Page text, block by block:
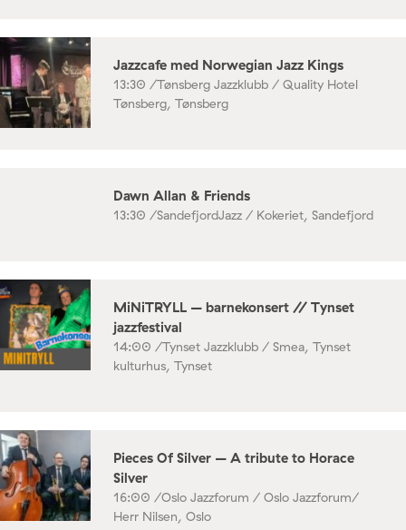
Jazzcafe med Norwegian Jazz Kings
13:30 /Tønsberg Jazzklubb / Quality Hotel
Tønsberg, Tønsberg
Dawn Allan & Friends
13:30 /SandefjordJazz / Kokeriet, Sandefjord
MiNiTRYLL – barnekonsert // Tynset
jazzfestival
14:00 /Tynset Jazzklubb / Smea, Tynset
kulturhus, Tynset
Pieces Of Silver – A tribute to Horace
Silver
16:00 /Oslo Jazzforum / Oslo Jazzforum/
Herr Nilsen, Oslo